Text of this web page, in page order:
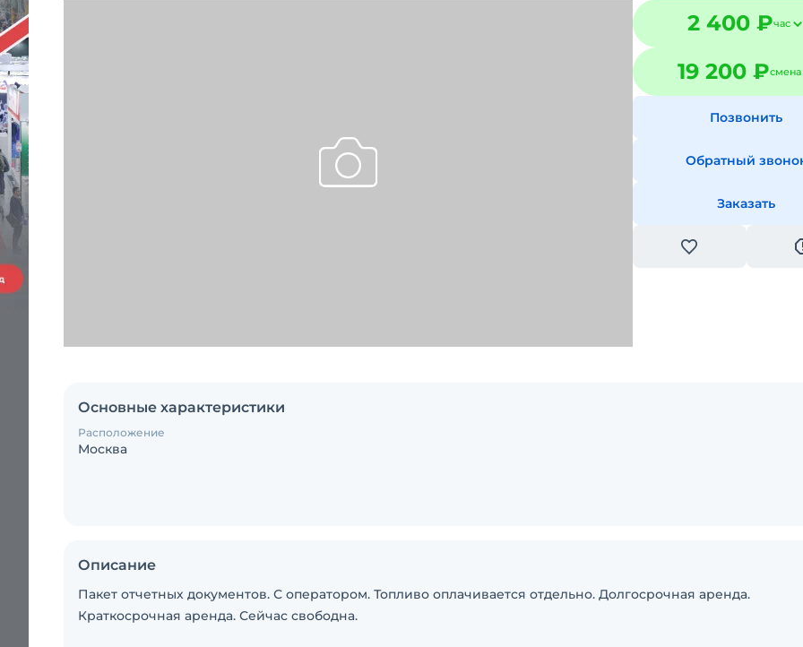
2 400 ₽час
19 200 ₽смена
Позвонить
Обратный
Заказать
Основные характеристики
Расположение
Москва
Описание
Пакет отчетных документов. С оператором. Топливо оплачивается отдельно. Долгосрочная аренда.
Краткосрочная аренда. Сейчас свободна.